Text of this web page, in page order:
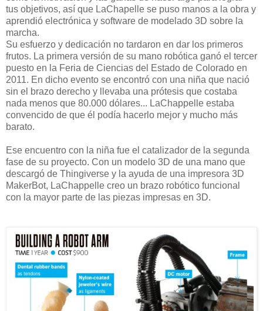
tus objetivos, así que LaChapelle se puso manos a la obra y
aprendió electrónica y software de modelado 3D sobre la
marcha.
Su esfuerzo y dedicación no tardaron en dar los primeros
frutos. La primera versión de su mano robótica ganó el tercer
puesto en la Feria de Ciencias del Estado de Colorado en
2011. En dicho evento se encontró con una niña que nació
sin el brazo derecho y llevaba una prótesis que costaba
nada menos que 80.000 dólares... LaChappelle estaba
convencido de que él podía hacerlo mejor y mucho más
barato.
Ese encuentro con la niña fue el catalizador de la segunda
fase de su proyecto. Con un modelo 3D de una mano que
descargó de Thingiverse y la ayuda de una impresora 3D
MakerBot, LaChappelle creo un brazo robótico funcional
con la mayor parte de las piezas impresas en 3D.